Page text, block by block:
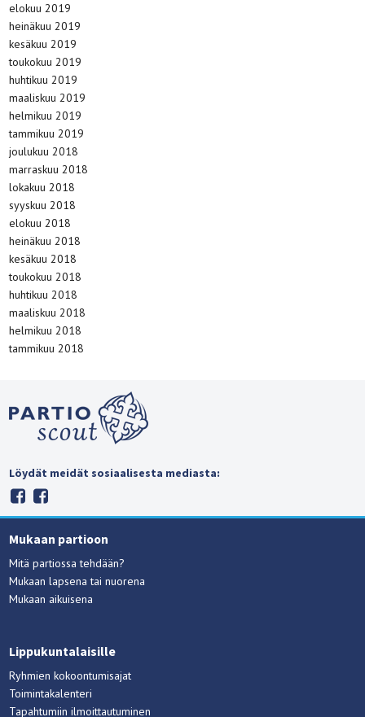
elokuu 2019
heinäkuu 2019
kesäkuu 2019
toukokuu 2019
huhtikuu 2019
maaliskuu 2019
helmikuu 2019
tammikuu 2019
joulukuu 2018
marraskuu 2018
lokakuu 2018
syyskuu 2018
elokuu 2018
heinäkuu 2018
kesäkuu 2018
toukokuu 2018
huhtikuu 2018
maaliskuu 2018
helmikuu 2018
tammikuu 2018
Löydät meidät sosiaalisesta mediasta:
Mukaan partioon
Mitä partiossa tehdään?
Mukaan lapsena tai nuorena
Mukaan aikuisena
Lippukuntalaisille
Ryhmien kokoontumisajat
Toimintakalenteri
Tapahtumiin ilmoittautuminen